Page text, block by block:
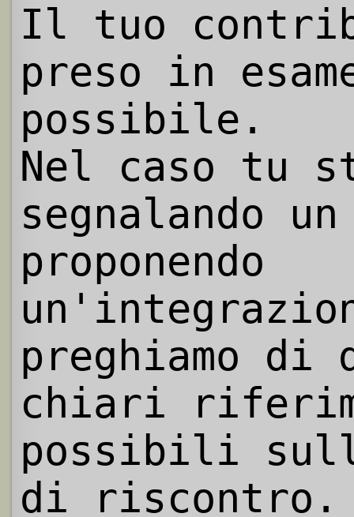
Il tuo
preso in
possibile.
Nel caso tu
segnalando
proponendo
preghiamo
chiari
possibili
di riscontro.